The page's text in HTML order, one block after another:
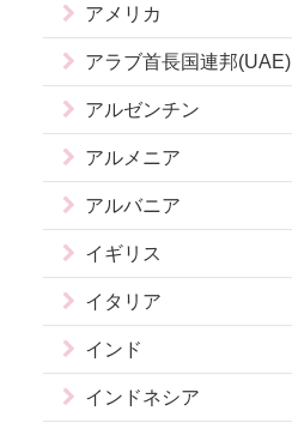
アメリカ
アラブ首長国連邦(UAE)
アルゼンチン
アルメニア
アルバニア
イギリス
イタリア
インド
インドネシア